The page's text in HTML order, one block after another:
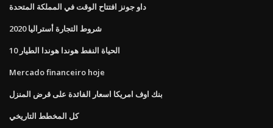
داو جونز افتتاح الوقت في المملكة المتحدة
شروط التجارة أستراليا 2020
10 الحياة النفط هوندا هوندا الطيار
Mercado financeiro hoje
بنك اوف امريكا اسعار الفائدة على قرض المنزل
كل المخطط التاريخي